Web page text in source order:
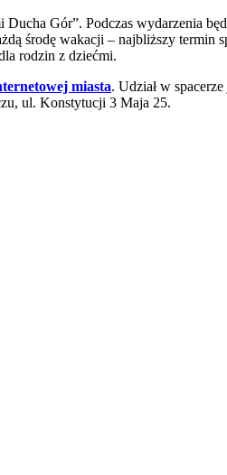
Gór”. Podczas wydarzenia
środę wakacji – najbliższy
rodzin z dziećmi.
miasta. Udział w
ul. Konstytucji 3 Maja 25.